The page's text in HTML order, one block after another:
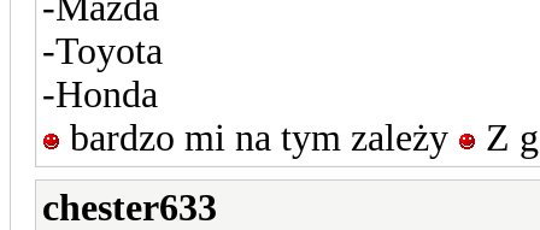
-Toyota
-Honda
bardzo mi na tym zależy
Z
chester633